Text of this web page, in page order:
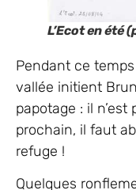
L’Ecot en été
Pendant ce
vallée initient
papotage : il n’est
prochain, il faut
refuge !
Quelques